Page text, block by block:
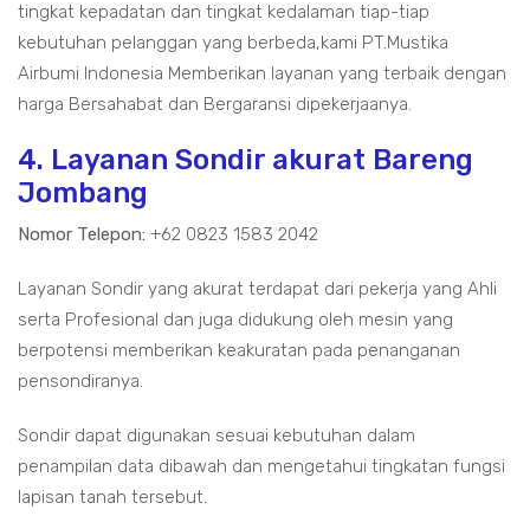
tingkat kepadatan dan tingkat kedalaman tiap-tiap
kebutuhan pelanggan yang berbeda,kami PT.Mustika
Airbumi Indonesia Memberikan layanan yang terbaik dengan
harga Bersahabat dan Bergaransi dipekerjaanya.
4. Layanan Sondir akurat Bareng
Jombang
Nomor Telepon: +62 0823 1583 2042
Layanan Sondir yang akurat terdapat dari pekerja yang Ahli
serta Profesional dan juga didukung oleh mesin yang
berpotensi memberikan keakuratan pada penanganan
pensondiranya.
Sondir dapat digunakan sesuai kebutuhan dalam
penampilan data dibawah dan mengetahui tingkatan fungsi
lapisan tanah tersebut.